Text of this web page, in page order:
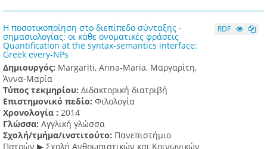
Η ποσοτικοποίηση στο διεπίπεδο σύνταξης -
σημασιολογίας: οι κάθε ονοματικές φράσεις
Quantification at the syntax-semantics interface:
Greek every-NPs
Δημιουργός: Margariti, Anna-Maria, Μαργαρίτη,
Άννα-Μαρία
Τύπος τεκμηρίου: Διδακτορική διατριβή
Επιστημονικό πεδίο: Φιλολογία
Χρονολογία : 2014
Γλώσσα: Αγγλική γλώσσα
Σχολή/τμήμα/ινστιτούτο: Πανεπιστήμιο
Πατρών ▶ Σχολή Ανθρωπιστικών και Κοινωνικών
RDF